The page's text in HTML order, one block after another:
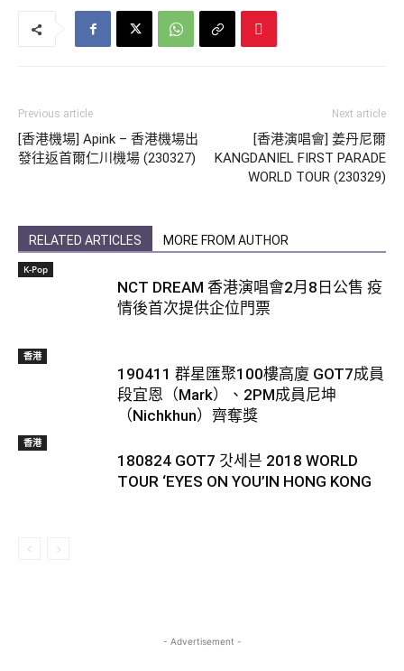
Previous article
[香港機場] Apink – 香港機場出
發往返首爾仁川機場 (230327)
Next article
[香港演唱會] 姜丹尼爾
KANGDANIEL FIRST PARADE
WORLD TOUR (230329)
RELATED ARTICLES MORE FROM AUTHOR
K-Pop
NCT DREAM 香港演唱會2月8日公售 疫
情後首次提供企位門票
香港
190411 群星匯聚100樓高廈 GOT7成員
段宜恩（Mark）、2PM成員尼坤
（Nichkhun）齊奪獎
香港
180824 GOT7 갓세븐 2018 WORLD
TOUR ‘EYES ON YOU’IN HONG KONG
- Advertisement -